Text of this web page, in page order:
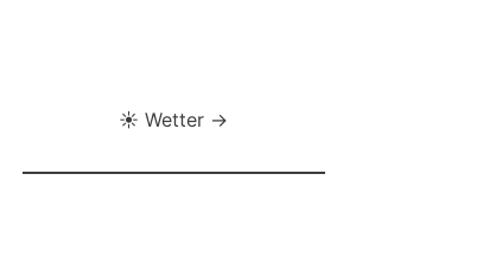
☀️ Wetter →